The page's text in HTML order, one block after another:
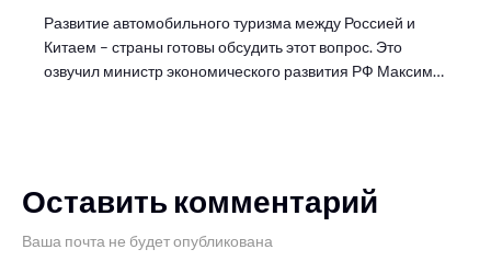
Развитие автомобильного туризма между Россией и
Китаем – страны готовы обсудить этот вопрос. Это
озвучил министр экономического развития РФ Максим…
Оставить комментарий
Ваша почта не будет опубликована